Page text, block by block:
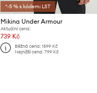
*-5 % s kódem: LST
Mikina Under Armour
Aktuální cena:
739 Kč
Běžná cena: 1599 Kč
Nejnižší cena: 799 Kč